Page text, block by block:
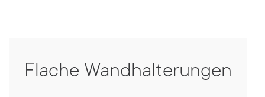
Flache Wandhalterungen